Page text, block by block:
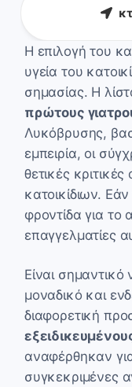
Η επιλογή του
υγεία του
σημασίας. Η
πρώτους
Λυκόβρυσης,
εμπειρία, οι
θετικές
κατοικίδιων.
φροντίδα για
επαγγελματίες
Είναι
μοναδικό και
διαφορετική
αναφέρθηκαν
συγκεκριμένες